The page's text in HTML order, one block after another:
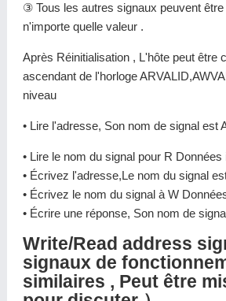
③ Tous les autres signaux peuvent
n'importe quelle valeur .
Après Réinitialisation , L'hôte peut être
ascendant de l'horloge
niveau
• Lire l'adresse, Son nom de signal est
• Lire le nom du signal pour R Données
• Écrivez l'adresse,Le nom du signal
• Écrivez le nom du signal à W
• Écrire une réponse, Son nom de
Write/Read address
signaux de
similaires , Peut être